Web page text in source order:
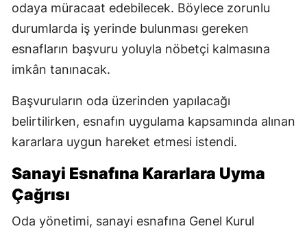
odaya müracaat edebilecek. Böylece zorunlu
durumlarda iş yerinde bulunması gereken
esnafların başvuru yoluyla nöbetçi kalmasına
imkân tanınacak.
Başvuruların oda üzerinden yapılacağı
belirtilirken, esnafın uygulama kapsamında alınan
kararlara uygun hareket etmesi istendi.
Sanayi Esnafına Kararlara Uyma
Çağrısı
Oda yönetimi, sanayi esnafına Genel Kurul